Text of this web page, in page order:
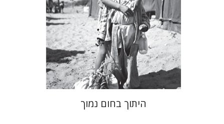
הנחת אתר ספר מודפס
$46
$41
היתוך בחום נמוך